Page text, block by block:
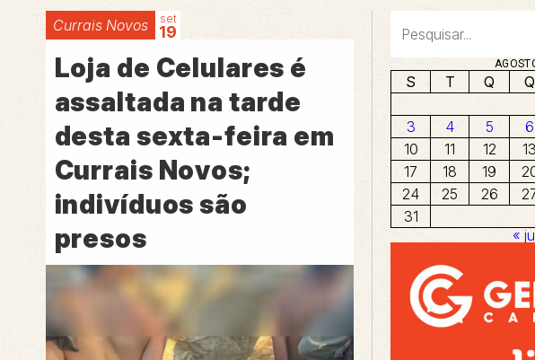
Currais Novos 19
set
Loja de Celulares é
assaltada na tarde
desta sexta-feira em
Currais Novos;
indivíduos são
presos
S T Q Q
3
4 5 6
10
11 12 13
17
18 19
24
25 26
31
«